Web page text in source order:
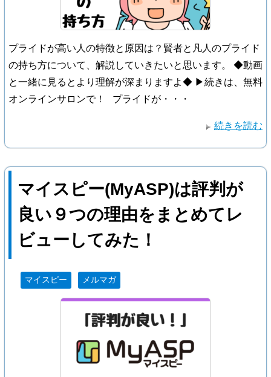
プライドが高い人の特徴と原因は？賢者と凡人のプライド
の持ち方について、解説していきたいと思います。 ◆動画
と一緒に見るとより理解が深まりますよ◆ ▶続きは、無料
オンラインサロンで！ プライドが・・・
続きを読む
マイスピー(MyASP)は評判が
良い９つの理由をまとめてレ
ビューしてみた！
マイスピー メルマガ